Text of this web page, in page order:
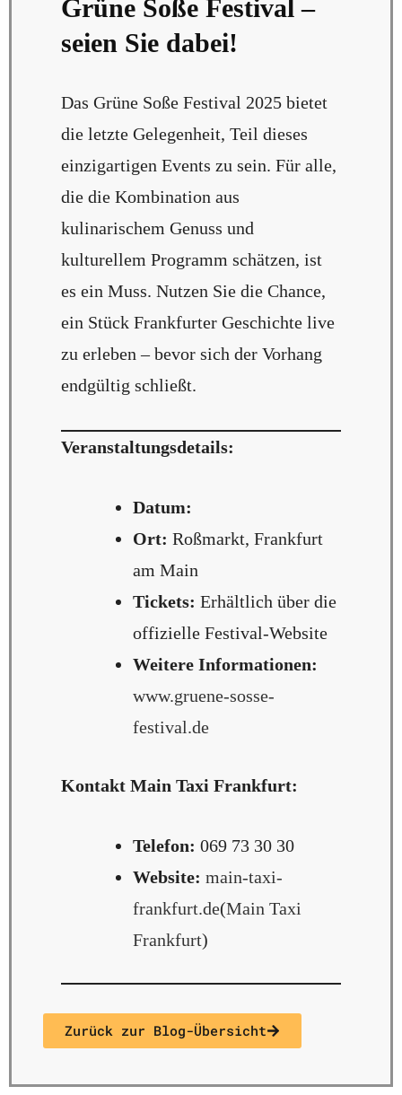
Grüne Soße Festival –
seien Sie dabei!
Das Grüne Soße Festival 2025 bietet
die letzte Gelegenheit, Teil dieses
einzigartigen Events zu sein. Für alle,
die die Kombination aus
kulinarischem Genuss und
kulturellem Programm schätzen, ist
es ein Muss. Nutzen Sie die Chance,
ein Stück Frankfurter Geschichte live
zu erleben – bevor sich der Vorhang
endgültig schließt.
Veranstaltungsdetails:
Datum:
Ort: Roßmarkt, Frankfurt
am Main
Tickets: Erhältlich über die
offizielle Festival-Website
Weitere Informationen:
www.gruene-sosse-
festival.de
Kontakt Main Taxi Frankfurt:
Telefon: 069 73 30 30
Website: main-taxi-
frankfurt.de(Main Taxi
Frankfurt)
Zurück zur Blog-Übersicht